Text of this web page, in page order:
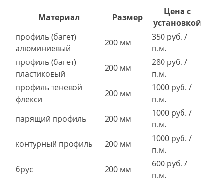
Материал Размер
Цена с
установкой
профиль (багет)
алюминиевый
200 мм
350 руб. /
п.м.
профиль (багет)
пластиковый
200 мм
280 руб. /
п.м.
профиль теневой
флекси
200 мм
1000 руб. /
п.м.
парящий профиль
200 мм
1000 руб. /
п.м.
контурный профиль
200 мм
1000 руб. /
п.м.
брус
200 мм
600 руб. /
п.м.